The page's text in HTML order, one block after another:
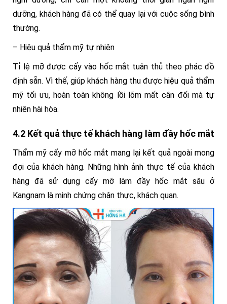
dưỡng, khách hàng đã có thể quay lại với cuộc sống bình
thường.
– Hiệu quả thẩm mỹ tự nhiên
Tỉ lệ mỡ được cấy vào hốc mắt tuân thủ theo phác đồ
định sẵn. Vì thế, giúp khách hàng thu được hiệu quả thẩm
mỹ tối ưu, hoàn toàn không lồi lõm mất cân đối mà tự
nhiên hài hòa.
4.2 Kết quả thực tế khách hàng làm đầy hốc mắt
Thẩm mỹ cấy mỡ hốc mắt mang lại kết quả ngoài mong
đợi của khách hàng. Những hình ảnh thực tế của khách
hàng đã sử dụng cấy mỡ làm đầy hốc mắt sâu ở
Kangnam là minh chứng chân thực, khách quan.